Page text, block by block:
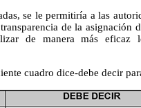
se le permitiría a las
de la asignación
de manera más eficaz
cuadro dice-debe decir